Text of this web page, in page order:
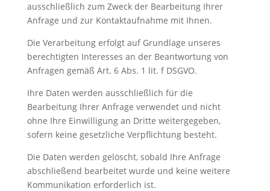
ausschließlich zum Zweck der Bearbeitung Ihrer
Anfrage und zur Kontaktaufnahme mit Ihnen.
Die Verarbeitung erfolgt auf Grundlage unseres
berechtigten Interesses an der Beantwortung von
Anfragen gemäß Art. 6 Abs. 1 lit. f DSGVO.
Ihre Daten werden ausschließlich für die
Bearbeitung Ihrer Anfrage verwendet und nicht
ohne Ihre Einwilligung an Dritte weitergegeben,
sofern keine gesetzliche Verpflichtung besteht.
Die Daten werden gelöscht, sobald Ihre Anfrage
abschließend bearbeitet wurde und keine weitere
Kommunikation erforderlich ist.